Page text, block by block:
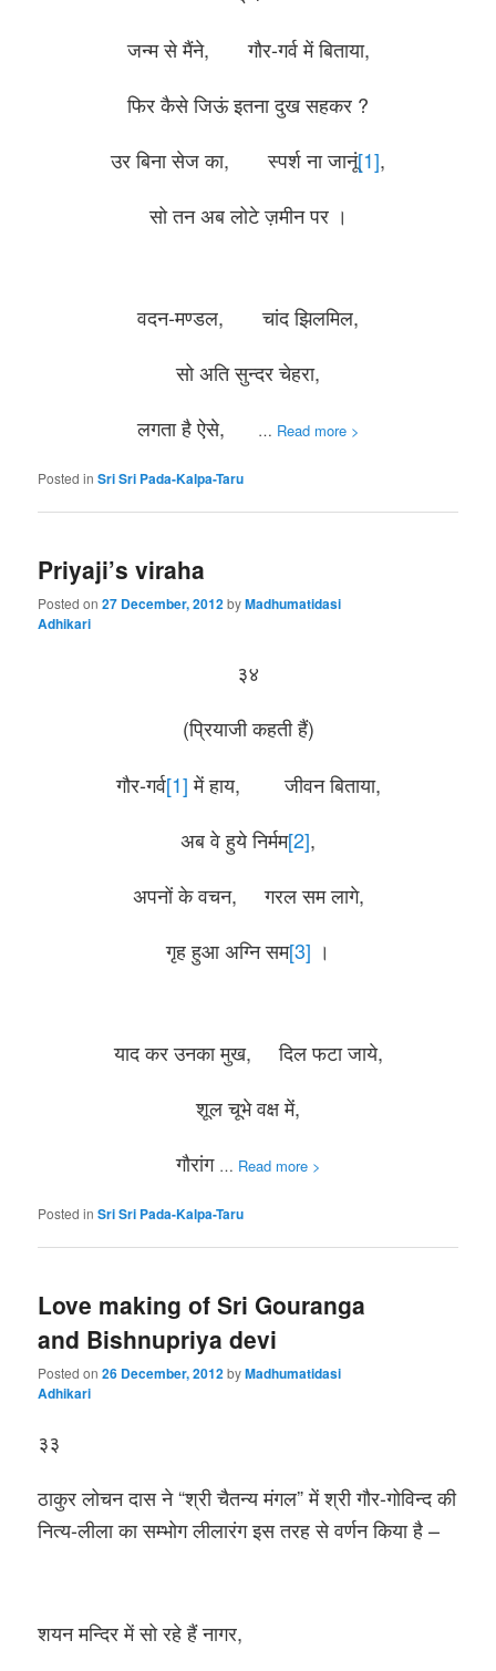
जन्म से मैंने, गौर-गर्व में बिताया,
फिर कैसे जिऊं इतना दुख सहकर ?
उर बिना सेज का, स्पर्श ना जानूं[1],
सो तन अब लोटे ज़मीन पर ।
वदन-मण्डल, चांद झिलमिल,
सो अति सुन्दर चेहरा,
लगता है ऐसे,
… Read more >
Posted in Sri Sri Pada-Kalpa-Taru
Priyaji’s viraha
Posted on27 December, 2012byMadhumatidasi
Adhikari
३४
(प्रियाजी कहती हैं)
गौर-गर्व[1]में हाय, जीवन बिताया,
अब वे हुये निर्मम[2],
अपनों के वचन, गरल सम लागे,
गृह हुआ अग्नि सम[3] ।
याद कर उनका मुख, दिल फटा जाये,
शूल चूभे वक्ष में,
गौरांग … Read more >
Posted in Sri Sri Pada-Kalpa-Taru
Love making of Sri Gouranga
and Bishnupriya devi
Posted on26 December, 2012byMadhumatidasi
Adhikari
३३
ठाकुर लोचन दास ने “श्री चैतन्य मंगल” में श्री गौर-गोविन्द की
नित्य-लीला का सम्भोग लीलारंग इस तरह से वर्णन किया है –
शयन मन्दिर में सो रहे हैं नागर,